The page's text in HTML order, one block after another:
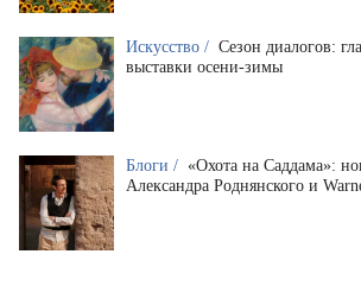
Искусство / Сезон диалогов:
выставки осени-зимы
Блоги / «Охота на Саддама»:
Александра Роднянского и